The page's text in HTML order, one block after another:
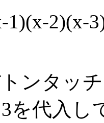
2)(x-
ンタッ
を代入し